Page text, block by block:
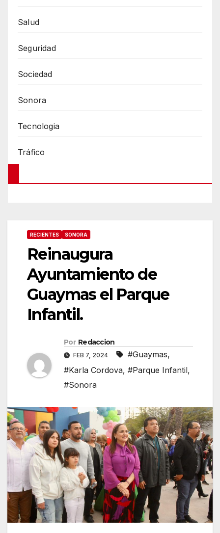
Salud
Seguridad
Sociedad
Sonora
Tecnologia
Tráfico
RECIENTES SONORA
Reinaugura
Ayuntamiento de
Guaymas el Parque
Infantil.
Por Redaccion
FEB 7, 2024 #Guaymas,
#Karla Cordova, #Parque Infantil,
#Sonora